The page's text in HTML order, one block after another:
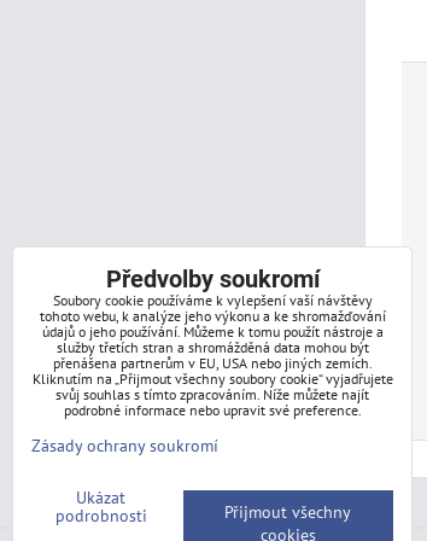
Předvolby soukromí
Soubory cookie používáme k vylepšení vaší návštěvy
tohoto webu, k analýze jeho výkonu a ke shromažďování
údajů o jeho používání. Můžeme k tomu použít nástroje a
služby třetích stran a shromážděná data mohou být
přenášena partnerům v EU, USA nebo jiných zemích.
Kliknutím na „Přijmout všechny soubory cookie“ vyjadřujete
svůj souhlas s tímto zpracováním. Níže můžete najít
podrobné informace nebo upravit své preference.
Zásady ochrany soukromí
Ukázat
podrobnosti
Přijmout všechny
cookies